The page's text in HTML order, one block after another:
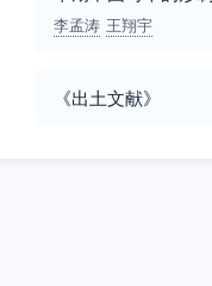
李孟涛 王翔宇
《出土文献》